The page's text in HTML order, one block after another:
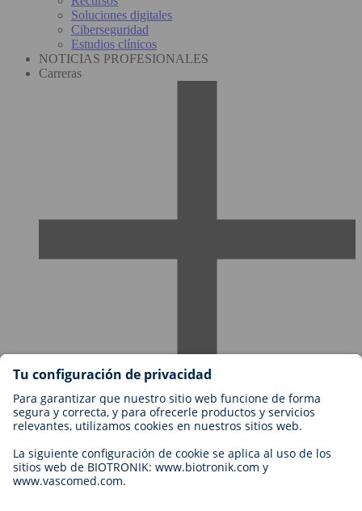
Soluciones digitales
Ciberseguridad
Estudios clínicos
NOTICIAS PROFESIONALES
Carreras
Empleos en BIOTRONIK
Niveles profesionales
Aplicación
Oportunidad profesional